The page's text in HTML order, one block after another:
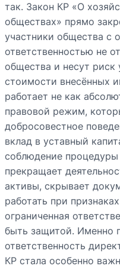
так. Закон КР «О
обществах» прямо
участники общества с
ответственностью не
общества и несут риск
стоимости внесённых
работает не как
правовой режим,
добросовестное
вклад в уставный
соблюдение
прекращает
активы, скрывает
работать при
ограниченная
быть защитой. Именно
ответственность
КР стала особенно